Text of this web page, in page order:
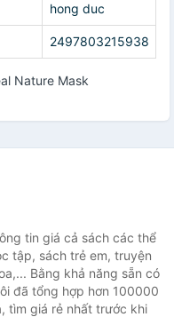
hong duc
2497803215938
Nature Mask
tin giá cả sách các thể
tập, sách trẻ em, truyện
Bằng khả năng sẵn có
đã tổng hợp hơn 100000
tìm giá rẻ nhất trước khi